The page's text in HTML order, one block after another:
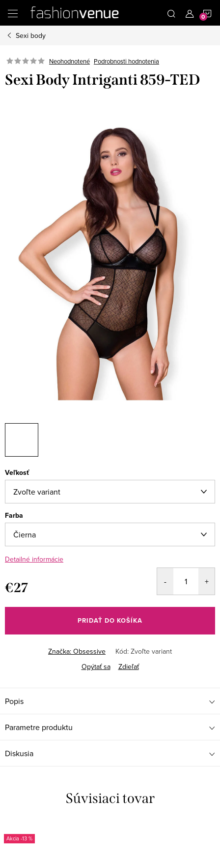
obsah
Sexi body
Neohodnotené Podrobnosti hodnotenia
Sexi Body Intriganti 859-TED
Veľkosť
Farba
Detailné informácie
€27
cena:
PRIDAŤ DO KOŠÍKA
Značka: Obsessive Kód: Zvoľte variant
Opýtať sa
Zdieľať
Popis
Parametre produktu
Diskusia
Súvisiaci tovar
-13 %